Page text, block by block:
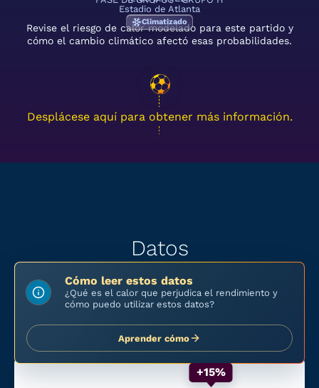
Estadio de Atlanta
Climatizado
Revise el riesgo de calor modelado para este partido y
cómo el cambio climático afectó esas probabilidades.
Desplácese aquí para obtener más información.
Datos
Cómo leer estos datos
¿Qué es el calor que perjudica el rendimiento y
cómo puedo utilizar estos datos?
Aprender cómo
+15%